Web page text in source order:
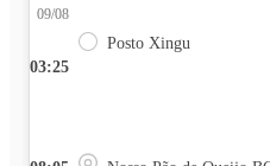
03:25
09/08
Posto Xingu